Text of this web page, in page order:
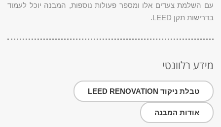
עם השלמת צעדים אלו ומספר פעולות נוספות, המבנה יוכל לעמוד
בדרישות תקן LEED.
מידע רלוונטי
טבלת ניקוד LEED RENOVATION
אודות המבנה